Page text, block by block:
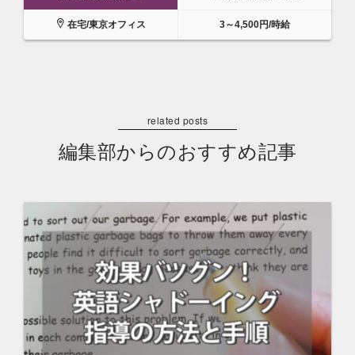
在宅/東京オフィス 3～4,500円/時給
編集部からのおすすめ記事